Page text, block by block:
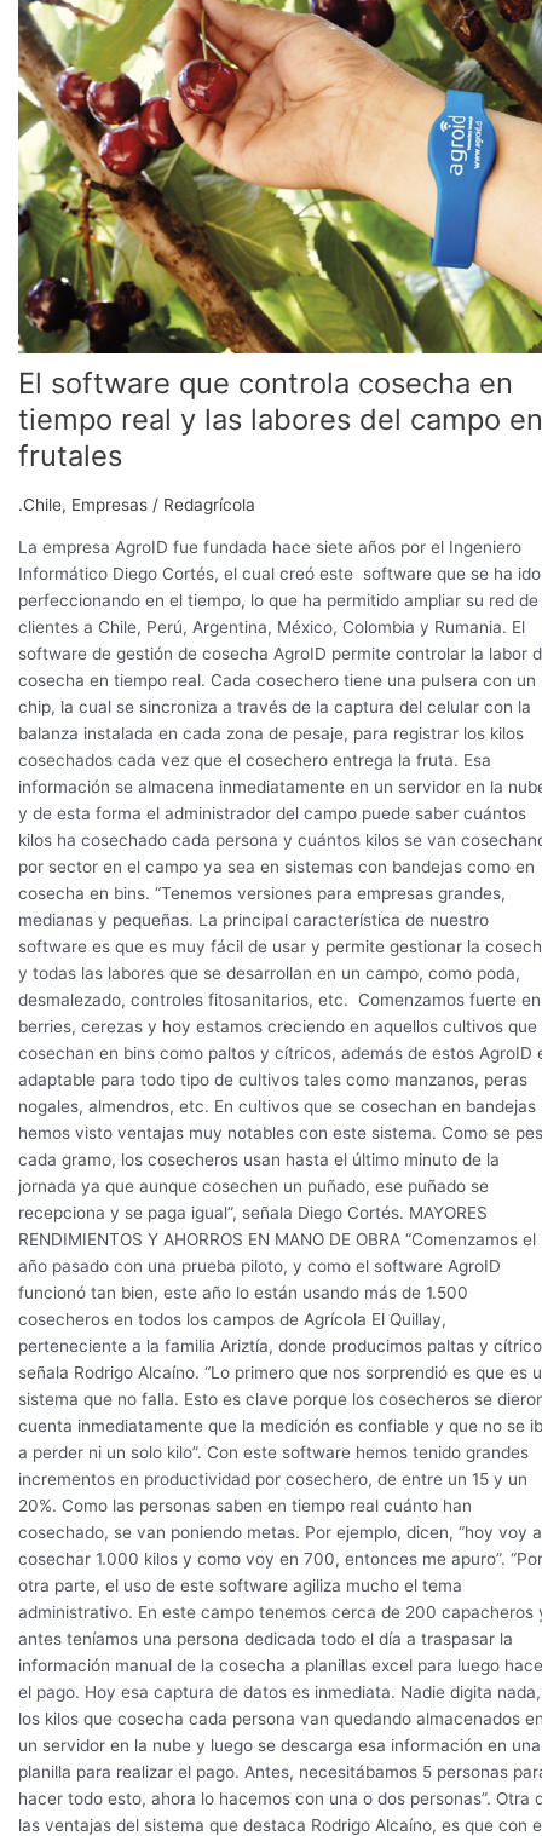
El software que controla cosecha en
tiempo real y las labores del campo en
frutales
.Chile, Empresas / Redagrícola
La empresa AgroID fue fundada hace siete años por el Ingeniero
Informático Diego Cortés, el cual creó este software que se ha ido
perfeccionando en el tiempo, lo que ha permitido ampliar su red de
clientes a Chile, Perú, Argentina, México, Colombia y Rumania. El
software de gestión de cosecha AgroID permite controlar la labor
cosecha en tiempo real. Cada cosechero tiene una pulsera con un
chip, la cual se sincroniza a través de la captura del celular con la
balanza instalada en cada zona de pesaje, para registrar los kilos
cosechados cada vez que el cosechero entrega la fruta. Esa
información se almacena inmediatamente en un servidor en la
y de esta forma el administrador del campo puede saber cuántos
kilos ha cosechado cada persona y cuántos kilos se van
por sector en el campo ya sea en sistemas con bandejas como en
cosecha en bins. “Tenemos versiones para empresas grandes,
medianas y pequeñas. La principal característica de nuestro
software es que es muy fácil de usar y permite gestionar la
y todas las labores que se desarrollan en un campo, como poda,
desmalezado, controles fitosanitarios, etc. Comenzamos fuerte en
berries, cerezas y hoy estamos creciendo en aquellos cultivos que
cosechan en bins como paltos y cítricos, además de estos AgroID
adaptable para todo tipo de cultivos tales como manzanos, peras
nogales, almendros, etc. En cultivos que se cosechan en bandejas
hemos visto ventajas muy notables con este sistema. Como se
cada gramo, los cosecheros usan hasta el último minuto de la
jornada ya que aunque cosechen un puñado, ese puñado se
recepciona y se paga igual”, señala Diego Cortés. MAYORES
RENDIMIENTOS Y AHORROS EN MANO DE OBRA “Comenzamos el
año pasado con una prueba piloto, y como el software AgroID
funcionó tan bien, este año lo están usando más de 1.500
cosecheros en todos los campos de Agrícola El Quillay,
perteneciente a la familia Ariztía, donde producimos paltas y
señala Rodrigo Alcaíno. “Lo primero que nos sorprendió es que es
sistema que no falla. Esto es clave porque los cosecheros se
cuenta inmediatamente que la medición es confiable y que no se
a perder ni un solo kilo”. Con este software hemos tenido grandes
incrementos en productividad por cosechero, de entre un 15 y un
20%. Como las personas saben en tiempo real cuánto han
cosechado, se van poniendo metas. Por ejemplo, dicen, “hoy voy a
cosechar 1.000 kilos y como voy en 700, entonces me apuro”. “Por
otra parte, el uso de este software agiliza mucho el tema
administrativo. En este campo tenemos cerca de 200 capacheros
antes teníamos una persona dedicada todo el día a traspasar la
información manual de la cosecha a planillas excel para luego
el pago. Hoy esa captura de datos es inmediata. Nadie digita nada,
los kilos que cosecha cada persona van quedando almacenados
un servidor en la nube y luego se descarga esa información en una
planilla para realizar el pago. Antes, necesitábamos 5 personas
hacer todo esto, ahora lo hacemos con una o dos personas”. Otra
las ventajas del sistema que destaca Rodrigo Alcaíno, es que con
que
controla
cosecha
en
tiempo
real
y
las
labores
del
campo
en
frutales